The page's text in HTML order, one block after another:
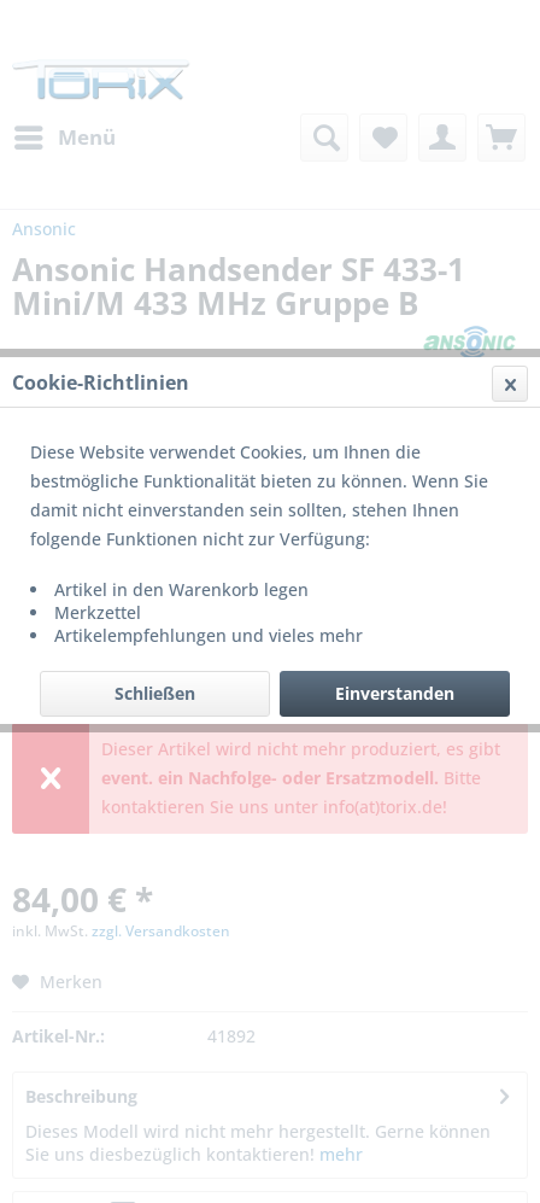
Menü
Ansonic
Ansonic Handsender SF 433-1
Mini/M 433 MHz Gruppe B
Dieser Artikel wird nicht mehr produziert, es gibt
event. ein Nachfolge- oder Ersatzmodell. Bitte
kontaktieren Sie uns unter info(at)torix.de!
84,00 € *
inkl. MwSt. zzgl. Versandkosten
Merken
Artikel-Nr.: 41892
Beschreibung
Dieses Modell wird nicht mehr hergestellt. Gerne können
Sie uns diesbezüglich kontaktieren! mehr
Cookie-Richtlinien
Diese Website verwendet Cookies, um Ihnen die
bestmögliche Funktionalität bieten zu können. Wenn Sie
damit nicht einverstanden sein sollten, stehen Ihnen
folgende Funktionen nicht zur Verfügung:
Artikel in den Warenkorb legen
Merkzettel
Artikelempfehlungen und vieles mehr
Einverstanden
Schließen